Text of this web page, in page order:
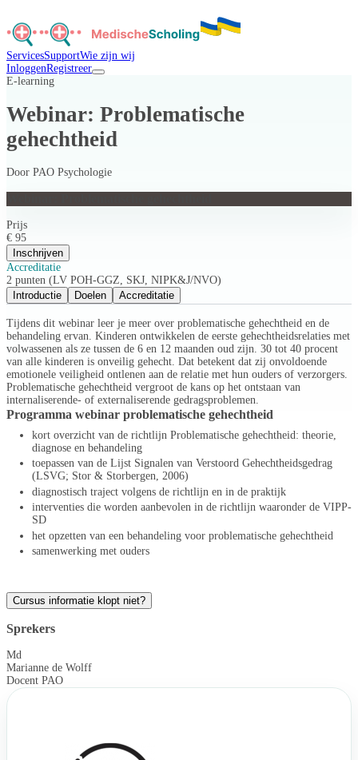
ServicesSupportWie zijn wij
InloggenRegistreer
E-learning
Webinar: Problematische
gehechtheid
Door PAO Psychologie
Prijs
€ 95
Inschrijven
Accreditatie
2 punten (LV POH-GGZ, SKJ, NIPK&J/NVO)
Introductie
Doelen Accreditatie
Tijdens dit webinar leer je meer over problematische gehechtheid en de
behandeling ervan. Kinderen ontwikkelen de eerste gehechtheidsrelaties met
volwassenen als ze tussen de 6 en 12 maanden oud zijn. 30 tot 40 procent
van alle kinderen is onveilig gehecht. Dat betekent dat zij onvoldoende
emotionele veiligheid ontlenen aan de relatie met hun ouders of verzorgers.
Problematische gehechtheid vergroot de kans op het ontstaan van
internaliserende- of externaliserende gedragsproblemen.
Programma webinar problematische gehechtheid
kort overzicht van de richtlijn Problematische gehechtheid: theorie,
diagnose en behandeling
toepassen van de Lijst Signalen van Verstoord Gehechtheidsgedrag
(LSVG; Stor & Storbergen, 2006)
diagnostisch traject volgens de richtlijn en in de praktijk
interventies die worden aanbevolen in de richtlijn waaronder de VIPP-
SD
het opzetten van een behandeling voor problematische gehechtheid
samenwerking met ouders
Cursus informatie klopt niet?
Sprekers
Md
Marianne de Wolff
Docent PAO